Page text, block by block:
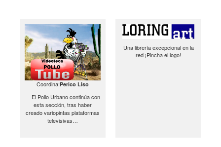
Coordina:Perico Liso
El Pollo Urbano continúa con
esta sección, tras haber
creado variopintas plataformas
televisivas…
Una librería excepcional en la
red ¡Pincha el logo!